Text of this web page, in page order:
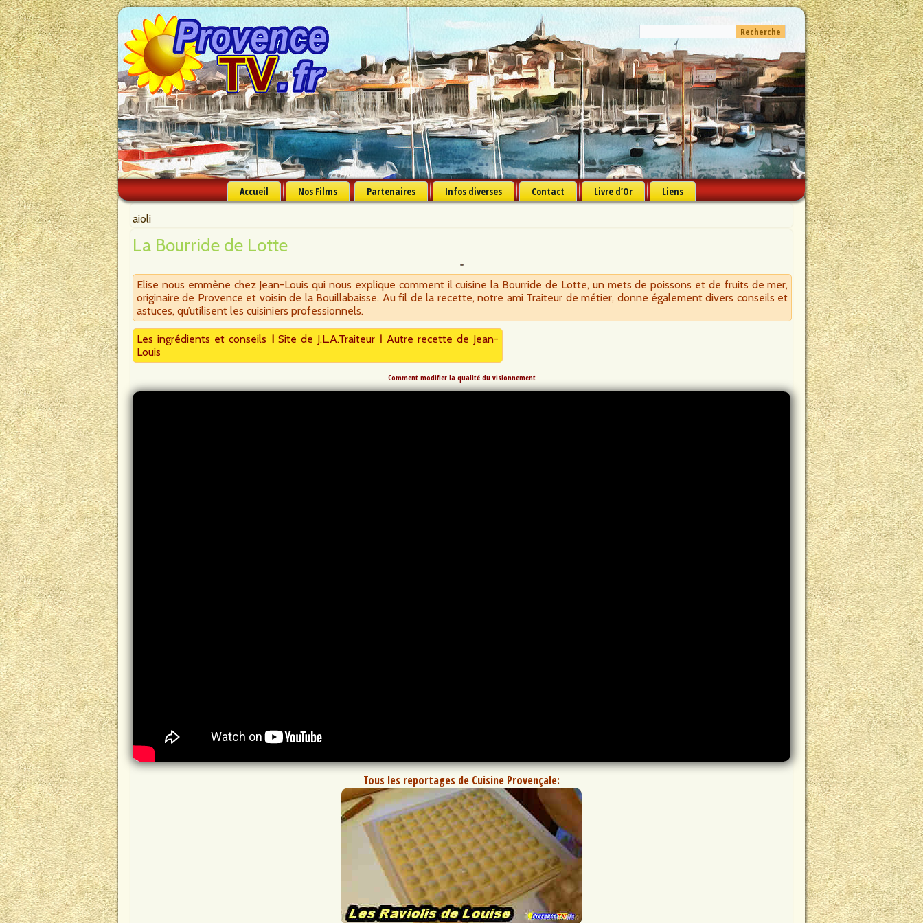
Accueil Nos Films Partenaires Infos diverses Contact Livre d’Or Liens
aioli
La Bourride de Lotte
Elise nous emmène chez Jean-Louis qui nous explique comment il cuisine la Bourride de Lotte, un mets de poissons et de fruits de mer,
originaire de Provence et voisin de la Bouillabaisse. Au fil de la recette, notre ami Traiteur de métier, donne également divers conseils et
astuces, qu’utilisent les cuisiniers professionnels.
Les ingrédients et conseils I Site de J.L.A.Traiteur I Autre recette de Jean-
Louis
Comment modifier la qualité du visionnement
Tous les reportages de Cuisine Provençale: